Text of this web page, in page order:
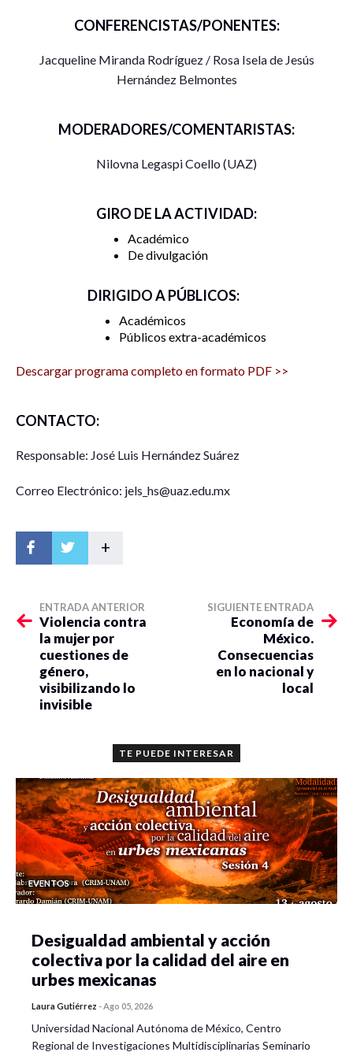
CONFERENCISTAS/PONENTES:
Jacqueline Miranda Rodríguez / Rosa Isela de Jesús
Hernández Belmontes
MODERADORES/COMENTARISTAS:
Nilovna Legaspi Coello (UAZ)
GIRO DE LA ACTIVIDAD:
Académico
De divulgación
DIRIGIDO A PÚBLICOS:
Académicos
Públicos extra-académicos
Descargar programa completo en formato PDF >>
CONTACTO:
Responsable: José Luis Hernández Suárez
Correo Electrónico: jels_hs@uaz.edu.mx
+
ENTRADA ANTERIOR
Violencia contra
la mujer por
cuestiones de
género,
visibilizando lo
invisible
SIGUIENTE ENTRADA
Economía de
México.
Consecuencias
en lo nacional y
local
TE PUEDE INTERESAR
EVENTOS
Desigualdad ambiental y acción
colectiva por la calidad del aire en
urbes mexicanas
Laura Gutiérrez -Ago 05, 2026
Universidad Nacional Autónoma de México, Centro
Regional de Investigaciones Multidisciplinarias Seminario